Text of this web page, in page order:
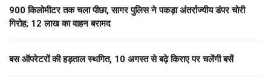
900 किलोमीटर तक चला पीछा, सागर पुलिस ने पकड़ा अंतर्राज्यीय डंपर चोरी
गिरोह; 12 लाख का वाहन बरामद
बस ऑपरेटरों की हड़ताल स्थगित, 10 अगस्त से बढ़े किराए पर चलेंगी बसें